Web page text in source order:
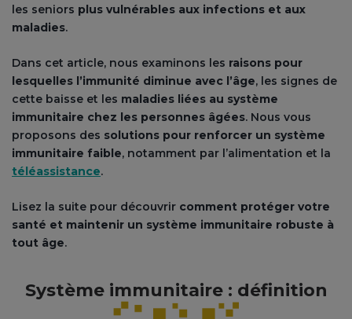
les seniors plus vulnérables aux infections et aux
maladies.
Dans cet article, nous examinons les raisons pour
lesquelles l’immunité diminue avec l’âge, les signes de
cette baisse et les maladies liées au système
immunitaire chez les personnes âgées. Nous vous
proposons des solutions pour renforcer un système
immunitaire faible, notamment par l’alimentation et la
téléassistance.
Lisez la suite pour découvrir comment protéger votre
santé et maintenir un système immunitaire robuste à
tout âge.
Système immunitaire : définition